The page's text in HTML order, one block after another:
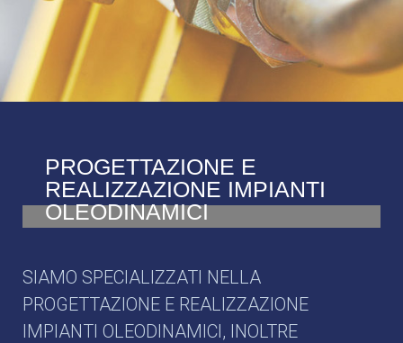
PROGETTAZIONE E
REALIZZAZIONE IMPIANTI
OLEODINAMICI
SIAMO SPECIALIZZATI NELLA
PROGETTAZIONE E REALIZZAZIONE
IMPIANTI OLEODINAMICI, INOLTRE